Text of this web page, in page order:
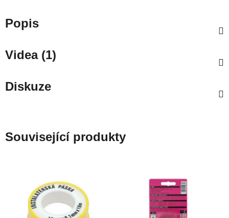
Popis
Videa (1)
Diskuze
Související produkty